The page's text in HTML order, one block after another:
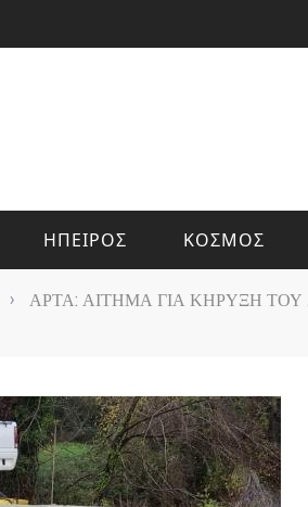
ΗΠΕΙΡΟΣ ΚΟΣΜΟΣ
› ΑΡΤΑ: ΑΙΤΗΜΑ ΓΙΑ ΚΗΡΥΞΗ